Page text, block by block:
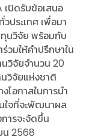
ปิดรับข้อเสนอ
ประเทศ เพื่อมา
ทุนวิจัย พร้อมกับ
วมให้คำปรึกษาใน
วิจัยจำนวน 20
วิจัยแห่งชาติ
โอกาสในการนำ
ใจที่จะพัฒนาผล
ารจะจัดขึ้น
น 2568